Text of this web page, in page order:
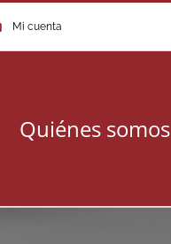
Mi cuenta
Quiénes somos